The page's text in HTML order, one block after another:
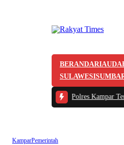
BERANDARIAU
SULAWESI
Tahanan Polres Kampar Terima
KamparPemerintah